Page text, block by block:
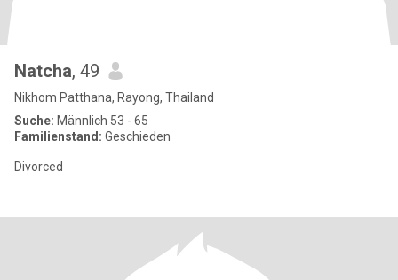
Natcha, 49
Nikhom Patthana, Rayong, Thailand
Suche: Männlich 53 - 65
Familienstand: Geschieden
Divorced